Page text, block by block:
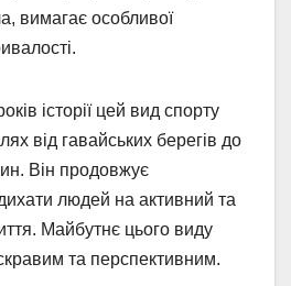
вимагає особливої
історії цей вид спорту
від гавайських берегів до
Він продовжує
людей на активний та
Майбутнє цього виду
та перспективним.